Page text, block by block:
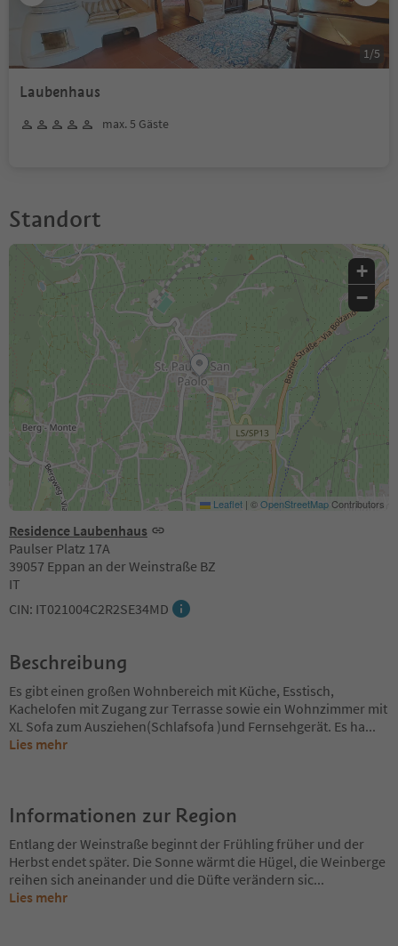
Laubenhaus
max. 5 Gäste
1/5
Standort
Residence Laubenhaus
Paulser Platz 17A
39057 Eppan an der Weinstraße BZ
IT
CIN: IT021004C2R2SE34MD
+
−
Leaflet | ©OpenStreetMap Contributors
Beschreibung
Es gibt einen großen Wohnbereich mit Küche, Esstisch,
Kachelofen mit Zugang zur Terrasse sowie ein Wohnzimmer mit
XL Sofa zum Ausziehen(Schlafsofa )und Fernsehgerät. Es ha...
Lies mehr
Informationen zur Region
Entlang der Weinstraße beginnt der Frühling früher und der
Herbst endet später. Die Sonne wärmt die Hügel, die Weinberge
reihen sich aneinander und die Düfte verändern sic...
Lies mehr